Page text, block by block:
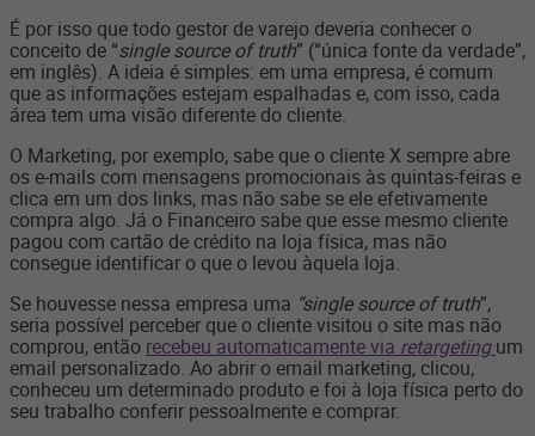
É por isso que todo gestor de varejo deveria conhecer o
conceito de “single source of truth” (“única fonte da verdade”,
em inglês). A ideia é simples: em uma empresa, é comum
que as informações estejam espalhadas e, com isso, cada
área tem uma visão diferente do cliente.
O Marketing, por exemplo, sabe que o cliente X sempre abre
os e-mails com mensagens promocionais às quintas-feiras e
clica em um dos links, mas não sabe se ele efetivamente
compra algo. Já o Financeiro sabe que esse mesmo cliente
pagou com cartão de crédito na loja física, mas não
consegue identificar o que o levou àquela loja.
Se houvesse nessa empresa uma “single source of truth”,
seria possível perceber que o cliente visitou o site mas não
comprou, então recebeu automaticamente via retargetingum
email personalizado. Ao abrir o email marketing, clicou,
conheceu um determinado produto e foi à loja física perto do
seu trabalho conferir pessoalmente e comprar.